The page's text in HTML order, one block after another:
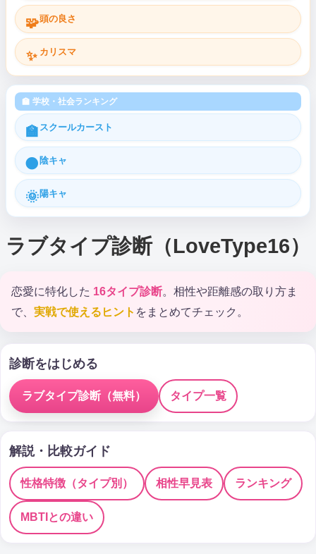
🧩頭の良さ
✨ カリスマ
🏫 学校・社会ランキング
🏫 スクールカースト
🌑 陰キャ
🌞陽キャ
ラブタイプ診断（LoveType16）
恋愛に特化した 16タイプ診断。相性や距離感の取り方ま
で、 実戦で使えるヒント をまとめてチェック。
診断をはじめる
ラブタイプ診断（無料） タイプ一覧
解説・比較ガイド
性格特徴（タイプ別） 相性早見表 ランキング
MBTIとの違い